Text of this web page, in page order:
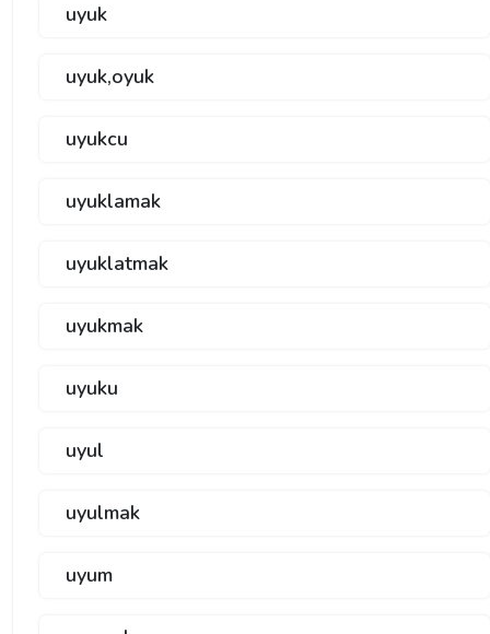
uyuk
uyuk,oyuk
uyukcu
uyuklamak
uyuklatmak
uyukmak
uyuku
uyul
uyulmak
uyum